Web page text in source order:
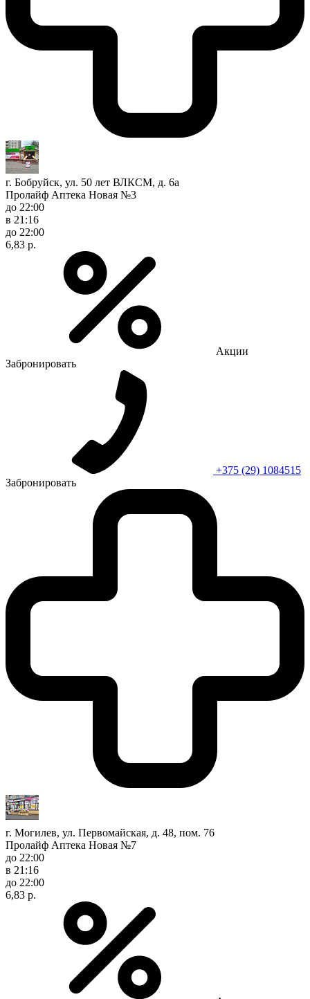
г. Бобруйск, ул. 50 лет ВЛКСМ, д. 6а
Пролайф Аптека Новая №3
до 22:00
в 21:16
до 22:00
6,83 р.
Акции
Забронировать
+375 (29) 1084515
Забронировать
г. Могилев, ул. Первомайская, д. 48, пом. 76
Пролайф Аптека Новая №7
до 22:00
в 21:16
до 22:00
6,83 р.